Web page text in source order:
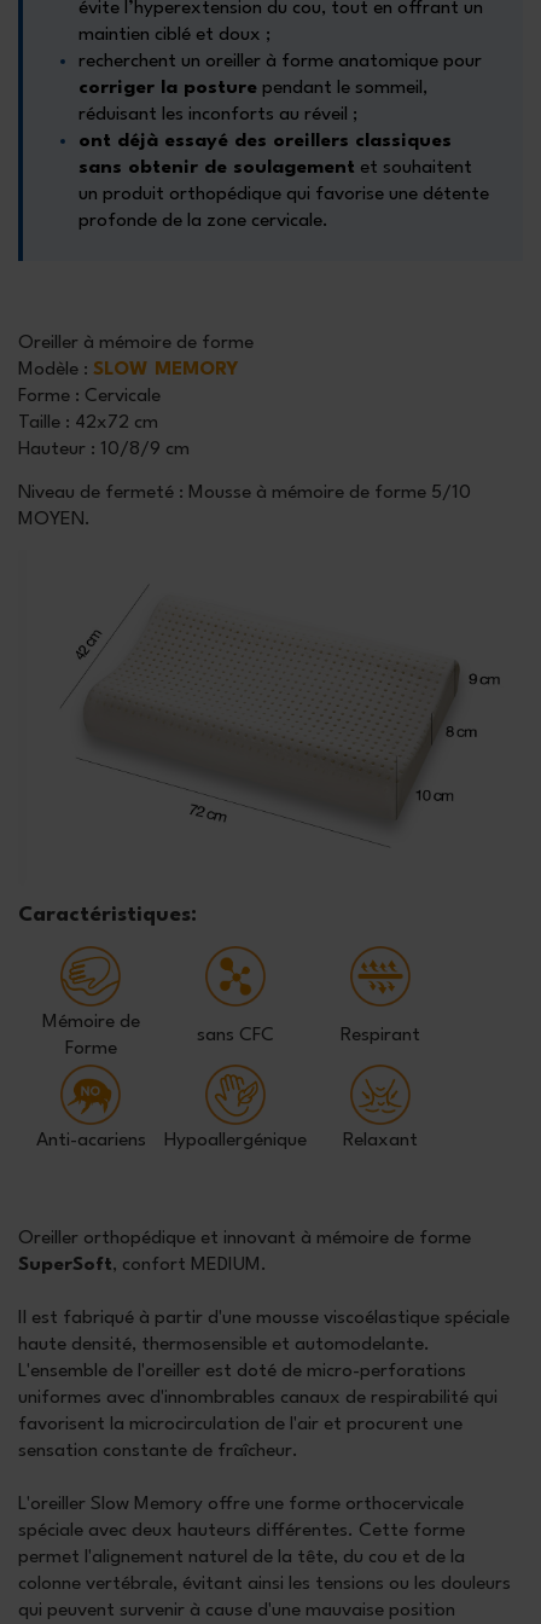
évite l’hyperextension du cou, tout en offrant un
maintien ciblé et doux ;
recherchent un oreiller à forme anatomique pour
corriger la posture pendant le sommeil,
réduisant les inconforts au réveil ;
ont déjà essayé des oreillers classiques
sans obtenir de soulagement et souhaitent
un produit orthopédique qui favorise une détente
profonde de la zone cervicale.
Oreiller à mémoire de forme
Modèle : SLOW MEMORY
Forme : Cervicale
Taille : 42x72 cm
Hauteur : 10/8/9 cm
Niveau de fermeté : Mousse à mémoire de forme 5/10
MOYEN.
Caractéristiques:
Mémoire de
Forme
sans CFC Respirant
Anti-acariens Hypoallergénique Relaxant
Oreiller orthopédique et innovant à mémoire de forme
SuperSoft, confort MEDIUM.
Il est fabriqué à partir d'une mousse viscoélastique spéciale
haute densité, thermosensible et automodelante.
L'ensemble de l'oreiller est doté de micro-perforations
uniformes avec d'innombrables canaux de respirabilité qui
favorisent la microcirculation de l'air et procurent une
sensation constante de fraîcheur.
L'oreiller Slow Memory offre une forme orthocervicale
spéciale avec deux hauteurs différentes. Cette forme
permet l'alignement naturel de la tête, du cou et de la
colonne vertébrale, évitant ainsi les tensions ou les douleurs
qui peuvent survenir à cause d'une mauvaise position